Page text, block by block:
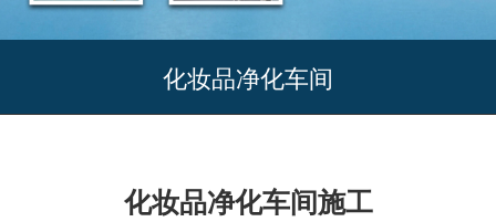
化妆品净化车间
化妆品净化车间施工